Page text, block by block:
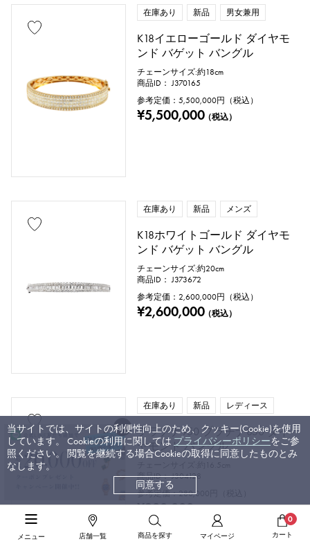
メニュー 店舗一覧 商品を探す マイページ
0
カート
在庫あり 新品 男女兼用
K18イエローゴールド ダイヤモ
ンド バゲット バングル
チェーンサイズ:約18cm
商品ID： J370165
参考定価：5,500,000円（税込）
¥5,500,000（税込）
在庫あり 新品 メンズ
K18ホワイトゴールド ダイヤモ
ンド バゲット バングル
チェーンサイズ:約20cm
商品ID： J373672
参考定価： 2,600,000円（税込）
¥2,600,000（税込）
在庫あり 新品 レディース
プラチナ950 プラチナ850 ダイ
ヤモンド バングル
商品ID： J304128
参考定価：280,000
¥280,000
当サイトでは、サイトの利便性向上のため、クッキー(Cookie)を使用
しています。 Cookieの利用に関しては プライバシーポリシーをご参
照ください。 閲覧を継続する場合Cookieの取得に同意したものとみ
なします。
同意する